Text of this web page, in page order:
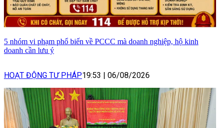
5 nhóm vi phạm phổ biến về PCCC mà doanh nghiệp, hộ kinh
doanh cần lưu ý
HOẠT ĐỘNG TƯ PHÁP19:53 06/08/2026